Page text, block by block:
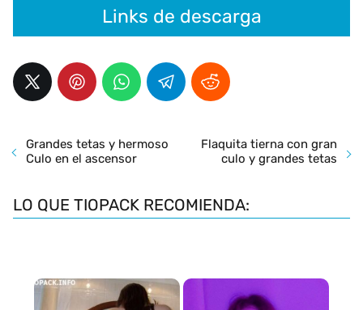
Links de descarga
Grandes tetas y hermoso
Culo en el ascensor
Flaquita tierna con gran
culo y grandes tetas
LO QUE TIOPACK RECOMIENDA: